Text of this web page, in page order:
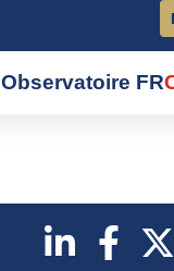
Observatoire FR